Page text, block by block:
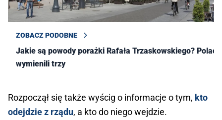
ZOBACZ PODOBNE
Jakie są powody porażki Rafała Trzaskowskiego? Polacy
wymienili trzy
Rozpoczął się także wyścig o informacje o tym, kto
odejdzie z rządu, a kto do niego wejdzie.